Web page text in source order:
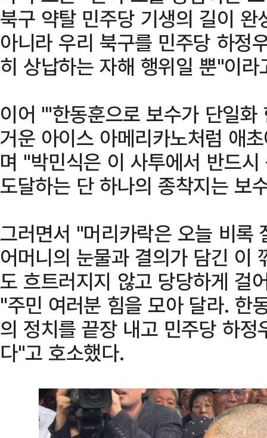
북구 약탈 민주당 기생의 길이
아니라 우리 북구를 민주당 하정
히 상납하는 자해 행위일 뿐"이라
이어 "'한동훈으로 보수가 단일
거운 아이스 아메리카노처럼 애
며 "박민식은 이 사투에서 반드
도달하는 단 하나의 종착지는 보
그러면서 "머리카락은 오늘 비록
어머니의 눈물과 결의가 담긴 이
도 흐트러지지 않고 당당하게 걸
"주민 여러분 힘을 모아 달라. 한
의 정치를 끝장 내고 민주당 하
다"고 호소했다.